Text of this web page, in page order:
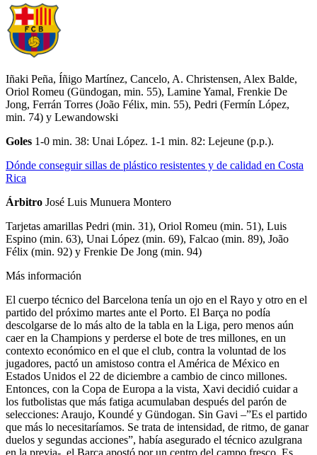
Iñaki Peña, Íñigo Martínez, Cancelo, A. Christensen, Alex Balde,
Oriol Romeu (Gündogan, min. 55), Lamine Yamal, Frenkie De
Jong, Ferrán Torres (João Félix, min. 55), Pedri (Fermín López,
min. 74) y Lewandowski
Goles 1-0 min. 38: Unai López. 1-1 min. 82: Lejeune (p.p.).
Dónde conseguir sillas de plástico resistentes y de calidad en Costa
Rica
Árbitro José Luis Munuera Montero
Tarjetas amarillas Pedri (min. 31), Oriol Romeu (min. 51), Luis
Espino (min. 63), Unai López (min. 69), Falcao (min. 89), João
Félix (min. 92) y Frenkie De Jong (min. 94)
Más información
El cuerpo técnico del Barcelona tenía un ojo en el Rayo y otro en el
partido del próximo martes ante el Porto. El Barça no podía
descolgarse de lo más alto de la tabla en la Liga, pero menos aún
caer en la Champions y perderse el bote de tres millones, en un
contexto económico en el que el club, contra la voluntad de los
jugadores, pactó un amistoso contra el América de México en
Estados Unidos el 22 de diciembre a cambio de cinco millones.
Entonces, con la Copa de Europa a la vista, Xavi decidió cuidar a
los futbolistas que más fatiga acumulaban después del parón de
selecciones: Araujo, Koundé y Gündogan. Sin Gavi –”Es el partido
que más lo necesitaríamos. Se trata de intensidad, de ritmo, de ganar
duelos y segundas acciones”, había asegurado el técnico azulgrana
en la previa-, el Barça apostó por un centro del campo fresco. Es